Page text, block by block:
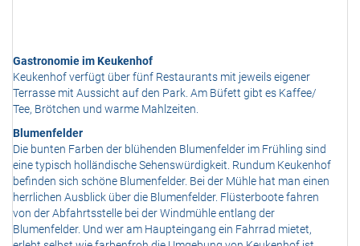
Gastronomie im Keukenhof
Keukenhof verfügt über fünf Restaurants mit jeweils eigener
Terrasse mit Aussicht auf den Park. Am Büfett gibt es Kaffee/
Tee, Brötchen und warme Mahlzeiten.
Blumenfelder
Die bunten Farben der blühenden Blumenfelder im Frühling sind
eine typisch holländische Sehenswürdigkeit. Rundum Keukenhof
befinden sich schöne Blumenfelder. Bei der Mühle hat man einen
herrlichen Ausblick über die Blumenfelder. Flüsterboote fahren
von der Abfahrtsstelle bei der Windmühle entlang der
Blumenfelder. Und wer am Haupteingang ein Fahrrad mietet,